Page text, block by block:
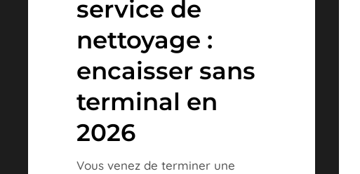
service de
nettoyage :
encaisser sans
terminal en
2026
Vous venez de terminer une